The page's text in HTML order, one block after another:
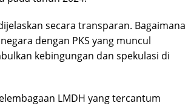
secara transparan. Bagaimana
dengan PKS yang muncul
kebingungan dan spekulasi di
LMDH yang tercantum